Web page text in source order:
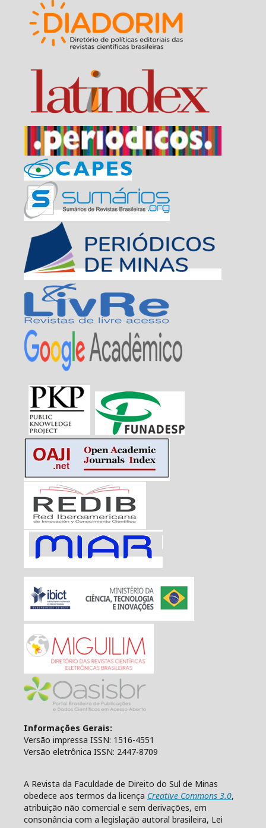
Informações Gerais:
Versão impressa ISSN: 1516-4551
Versão eletrônica ISSN: 2447-8709
A Revista da Faculdade de Direito do Sul de Minas
obedece aos termos da licença Creative Commons 3.0,
atribuição não comercial e sem derivações, em
consonância com a legislação autoral brasileira, Lei